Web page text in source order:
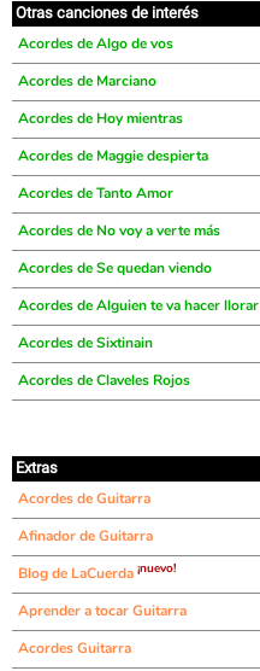
Otras canciones de interés
Acordes de Algo de vos
Acordes de Marciano
Acordes de Hoy mientras
Acordes de Maggie despierta
Acordes de Tanto Amor
Acordes de No voy a verte más
Acordes de Se quedan viendo
Acordes de Alguien te va hacer llorar
Acordes de Sixtinain
Acordes de Claveles Rojos
Extras
Acordes de Guitarra
Afinador de Guitarra
Blog de LaCuerda ¡nuevo!
Aprender a tocar Guitarra
Acordes Guitarra